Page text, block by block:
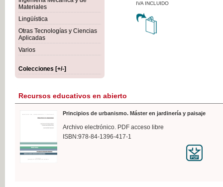
Materiales
Lingüística
Otras Tecnologías y Ciencias
Aplicadas
Varios
Colecciones [+/-]
Recursos educativos en abierto
Principios de urbanismo. Máster en jardinería y paisaje
Archivo electrónico. PDF acceso libre
ISBN:978-84-1396-417-1